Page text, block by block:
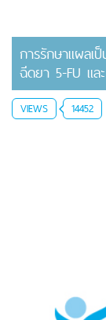
การรักษาแผลเ
ฉีดยา 5-FU แล
VIEWS 14452